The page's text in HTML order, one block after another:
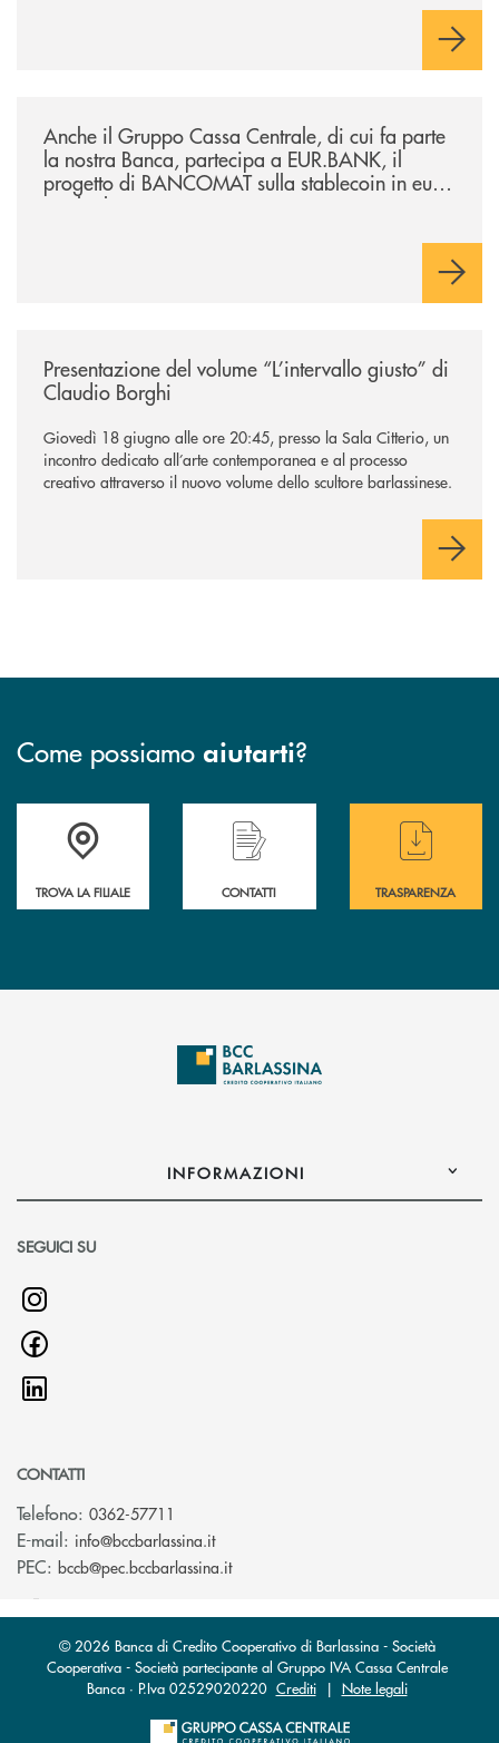
negoziazione esclusiva per la finalizzazione dell’operazione.
Anche il Gruppo Cassa Centrale, di cui fa parte
la nostra Banca, partecipa a EUR.BANK, il
progetto di BANCOMAT sulla stablecoin in euro
e sul relativo ecosistema
Presentazione del volume “L’intervallo giusto” di
Claudio Borghi
Giovedì 18 giugno alle ore 20:45, presso la Sala Citterio, un
incontro dedicato all’arte contemporanea e al processo
creativo attraverso il nuovo volume dello scultore barlassinese.
Come possiamo aiutarti?
Accedi all' elenco completo delle filiali di BCC Barlassina.
TROVA LA FILIALE
Hai bisogno di assistenza immediata ?
CONTATTI
Hai bisogno di
TRASPARENZA
INFORMAZIONI
SEGUICI SU
CONTATTI
Telefono: 0362-57711
E-mail: info@bccbarlassina.it(si apre l’app di posta elettronica)
PEC: bccb@pec.bccbarlassina.it(si apre l’app di posta elettronica)
© 2026 Banca di Credito Cooperativo di Barlassina - Società
Cooperativa - Società partecipante al Gruppo IVA Cassa Centrale
Banca · P.Iva 02529020220 Crediti| Note legali